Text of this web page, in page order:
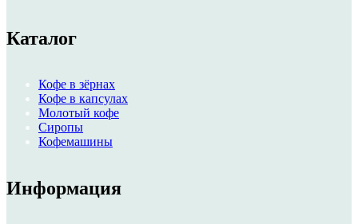
Каталог
Кофе в зёрнах
Кофе в капсулах
Молотый кофе
Сиропы
Кофемашины
Информация